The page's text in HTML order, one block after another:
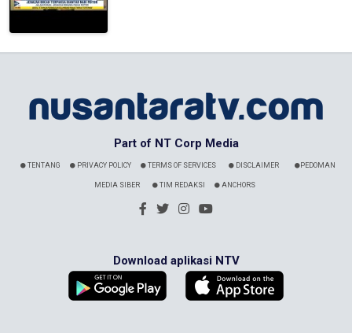
Part of NT Corp Media
TENTANG PRIVACY POLICY TERMS OF SERVICES DISCLAIMER PEDOMAN
MEDIA SIBER TIM REDAKSI ANCHORS
Download aplikasi NTV